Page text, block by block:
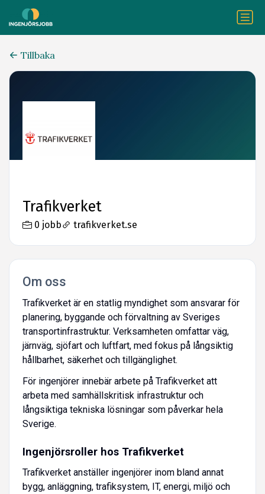
Tillbaka
Trafikverket
0 jobb trafikverket.se
Om oss
Trafikverket är en statlig myndighet som ansvarar för
planering, byggande och förvaltning av Sveriges
transportinfrastruktur. Verksamheten omfattar väg,
järnväg, sjöfart och luftfart, med fokus på långsiktig
hållbarhet, säkerhet och tillgänglighet.
För ingenjörer innebär arbete på Trafikverket att
arbeta med samhällskritisk infrastruktur och
långsiktiga tekniska lösningar som påverkar hela
Sverige.
Ingenjörsroller hos Trafikverket
Trafikverket anställer ingenjörer inom bland annat
bygg, anläggning, trafiksystem, IT, energi, miljö och